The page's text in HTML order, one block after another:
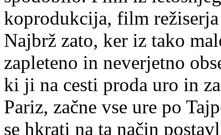
koprodukcija, film
Najbrž zato, ker iz tako
zapleteno in neverjetno
ki ji na cesti proda uro in
Pariz, začne vse ure po
se hkrati na ta način